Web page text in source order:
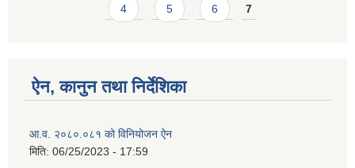
4 5 6 7
ऐन, कानुन तथा निर्देशिका
आ.व. २०८०.०८१ को विनियोजन ऐन
मिति: 06/25/2023 - 17:59